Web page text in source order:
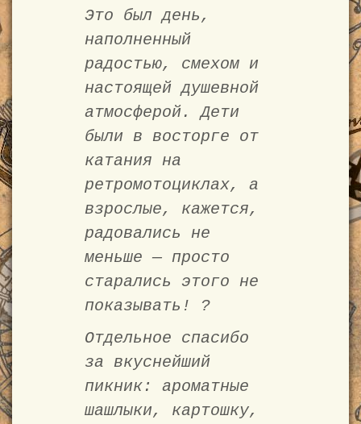
Это был день,
наполненный
радостью, смехом и
настоящей душевной
атмосферой. Дети
были в восторге от
катания на
ретромотоциклах, а
взрослые, кажется,
радовались не
меньше — просто
старались этого не
показывать! ?
Отдельное спасибо
за вкуснейший
пикник: ароматные
шашлыки, картошку,